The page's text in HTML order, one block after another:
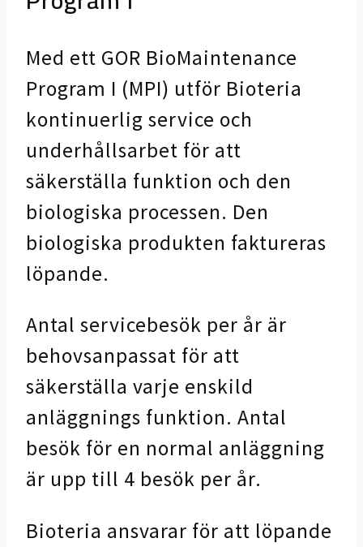
Med ett GOR BioMaintenance
Program I (MPI) utför Bioteria
kontinuerlig service och
underhållsarbet för att
säkerställa funktion och den
biologiska processen. Den
biologiska produkten faktureras
löpande.
Antal servicebesök per år är
behovsanpassat för att
säkerställa varje enskild
anläggnings funktion. Antal
besök för en normal anläggning
är upp till 4 besök per år.
Bioteria ansvarar för att löpande